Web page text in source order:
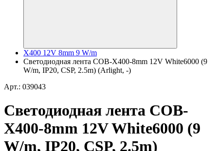
X400 12V 8mm 9 W/m
Светодиодная лента COB-X400-8mm 12V White6000 (9
W/m, IP20, CSP, 2.5m) (Arlight, -)
Арт.: 039043
Светодиодная лента COB-
X400-8mm 12V White6000 (9
W/m, IP20, CSP, 2.5m)